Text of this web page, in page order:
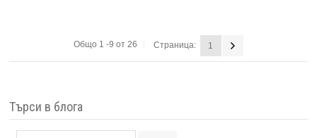
Общо 1 -9 от 26 Страница: 1
Търси в блога